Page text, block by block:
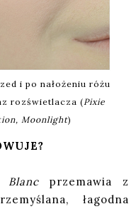
i po nałożeniu różu
rozświetlacza (Pixie
Moonlight)
Blanc przemawia z
łagodna